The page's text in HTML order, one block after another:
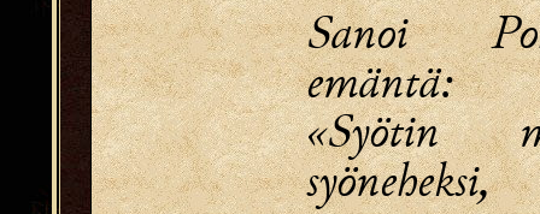
Sanoi
emäntä:
«Syötin
syöneheksi,